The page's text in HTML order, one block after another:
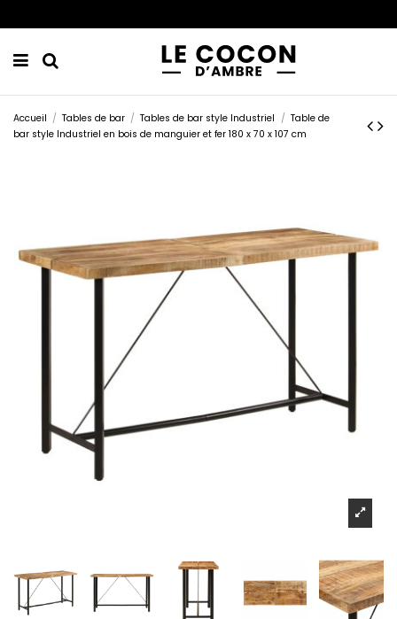
Accueil Tables de bar Tables de bar style Industriel
Table de
bar style Industriel en bois de manguier et fer 180 x 70 x 107 cm